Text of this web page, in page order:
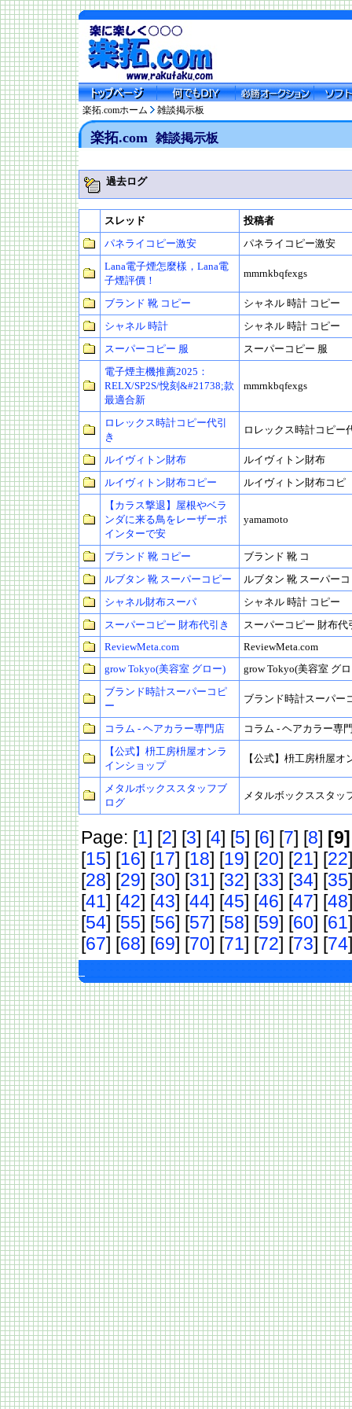
楽拓.comホーム 雑談掲示板
楽拓.com 雑談掲示板
過去ログ
スレッド
投稿者
パネライコピー激安
パネライコピー激安
Lana電子煙怎麼樣，Lana電
子煙評價！
mmrnkbqfexgs
ブランド 靴 コピー
シャネル 時計 コピー
シャネル 時計
シャネル 時計 コピー
スーパーコピー 服
スーパーコピー 服
電子煙主機推薦2025：
RELX/SP2S/悅刻&#21738;款
最適合新
mmrnkbqfexgs
ロレックス時計コピー代引
き
ロレックス時計コピー
ルイヴィトン財布
ルイヴィトン財布
ルイヴィトン財布コピー
ルイヴィトン財布コピ
【カラス撃退】屋根やベラ
ンダに来る鳥をレーザーポ
インターで安
yamamoto
ブランド 靴 コピー
ブランド 靴 コ
ルブタン 靴 スーパーコピー
ルブタン 靴 スーパー
シャネル財布スーパ
シャネル 時計 コピー
スーパーコピー 財布代引き
スーパーコピー 財布代
ReviewMeta.com
ReviewMeta.com
grow Tokyo(美容室 グロー)
grow Tokyo(美容室 グ
ブランド時計スーパーコピ
ー
ブランド時計スーパー
コラム - ヘアカラー専門店
コラム - ヘアカラー専
【公式】枡工房枡屋オンラ
インショップ
【公式】枡工房枡屋オ
メタルボックススタッフブ
ログ
メタルボックススタッ
Page: [1] [2] [3] [4] [5] [6] [7] [8] [9]
[15] [16] [17] [18] [19] [20] [21] [22
[28] [29] [30] [31] [32] [33] [34] [35
[41] [42] [43] [44] [45] [46] [47] [48
[54] [55] [56] [57] [58] [59] [60] [61
[67] [68] [69] [70] [71] [72] [73] [74]